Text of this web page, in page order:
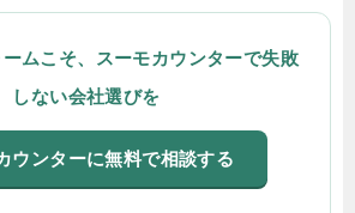
ムこそ、スーモカウンターで失敗
しない会社選びを
ウンターに無料で相談する